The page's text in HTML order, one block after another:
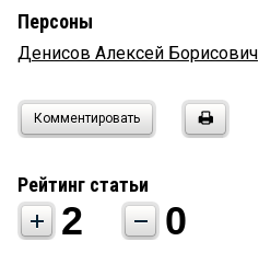
Персоны
Денисов Алексей Борисович
Комментировать
Рейтинг статьи
2 0